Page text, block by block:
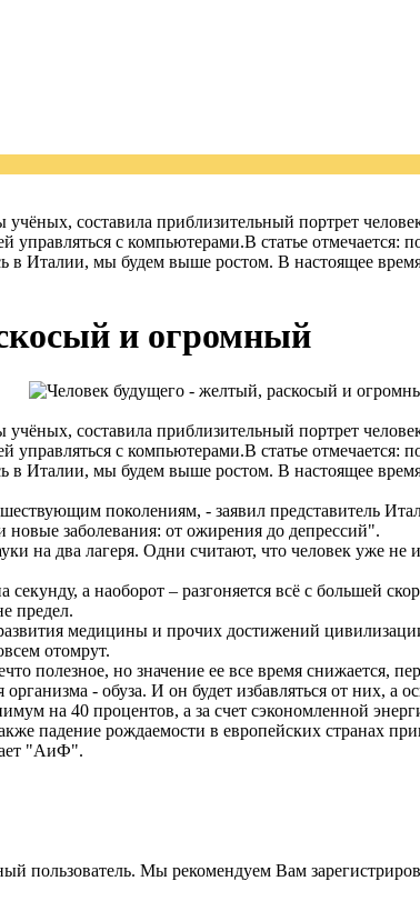
учёных, составила приблизительный портрет
с компьютерами.В статье отмечается:
в Италии, мы будем выше ростом. В настоящее
и огромный
учёных, составила приблизительный портрет
с компьютерами.В статье отмечается:
в Италии, мы будем выше ростом. В настоящее
поколениям, - заявил представитель
новые заболевания: от ожирения до депрессий".
на два лагеря. Одни считают, что человек уже не
а наоборот – разгоняется всё с большей
предел.
медицины и прочих достижений
отомрут.
полезное, но значение ее все время снижается,
- обуза. И он будет избавляться от них, а
на 40 процентов, а за счет сэкономленной
падение рождаемости в европейских странах
"АиФ".
пользователь. Мы рекомендуем Вам